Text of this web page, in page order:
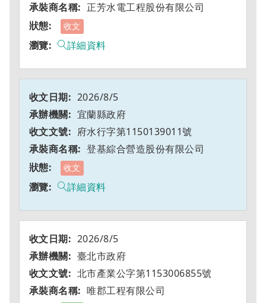
正芳水電工程股份有限公司
收文
詳細資料
2026/8/5
宜蘭縣政府
府水行字第1150139011號
登基綜合營造股份有限公司
收文
詳細資料
2026/8/5
臺北市政府
北市產業公字第1153006855號
唯郡工程有限公司